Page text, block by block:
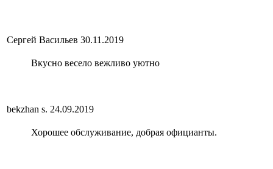
Сергей Васильев 30.11.2019
Вкусно весело вежливо уютно
bekzhan s. 24.09.2019
Хорошее обслуживание, добрая официанты.